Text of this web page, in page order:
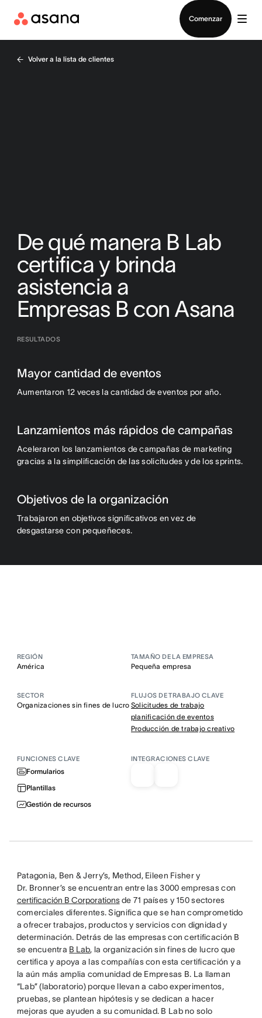
Comenzar
Volver a la lista de clientes
De qué manera B Lab
certifica y brinda
asistencia a
Empresas B con Asana
RESULTADOS
Mayor cantidad de eventos
Aumentaron 12 veces la cantidad de eventos por año.
Lanzamientos más rápidos de campañas
Aceleraron los lanzamientos de campañas de marketing
gracias a la simplificación de las solicitudes y de los sprints.
Objetivos de la organización
Trabajaron en objetivos significativos en vez de
desgastarse con pequeñeces.
REGIÓN
América
TAMAÑO DE LA EMPRESA
Pequeña empresa
SECTOR
Organizaciones sin fines de lucro
FLUJOS DE TRABAJO CLAVE
Solicitudes de trabajo
planificación de eventos
Producción de trabajo creativo
FUNCIONES CLAVE
Formularios
Plantillas
Gestión de recursos
INTEGRACIONES CLAVE
Patagonia, Ben & Jerry’s, Method, Eileen Fisher y
Dr. Bronner’s se encuentran entre las 3000 empresas con
certificación B Corporationsde 71 países y 150 sectores
comerciales diferentes. Significa que se han comprometido
a ofrecer trabajos, productos y servicios con dignidad y
determinación. Detrás de las empresas con certificación B
se encuentra B Lab, la organización sin fines de lucro que
certifica y apoya a las compañías con esta certificación y a
la aún más amplia comunidad de Empresas B. La llaman
“Lab” (laboratorio) porque llevan a cabo experimentos,
pruebas, se plantean hipótesis y se dedican a hacer
mejoras que ayuden a su comunidad. B Lab no solo